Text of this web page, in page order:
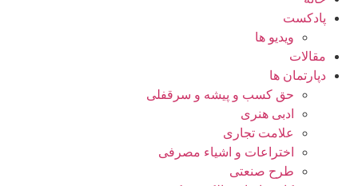
پادکست
ویدیو ها
مقالات
دپارتمان ها
حق کسب و پیشه و سرقفلی
ادبی هنری
علامت تجاری
اختراعات و اشیاء مصرفی
طرح صنعتی